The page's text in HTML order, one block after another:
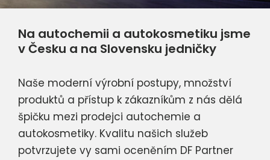
Na autochemii a autokosmetiku jsme
v Česku a na Slovensku jedničky
Naše moderní výrobní postupy, množství
produktů a přístup k zákazníkům z nás dělá
špičku mezi prodejci autochemie a
autokosmetiky. Kvalitu našich služeb
potvrzujete vy sami oceněním DF Partner